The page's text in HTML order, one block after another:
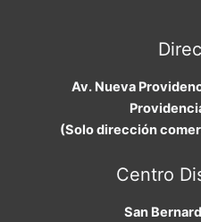
Av. Nueva
(Solo dirección
Centro
San